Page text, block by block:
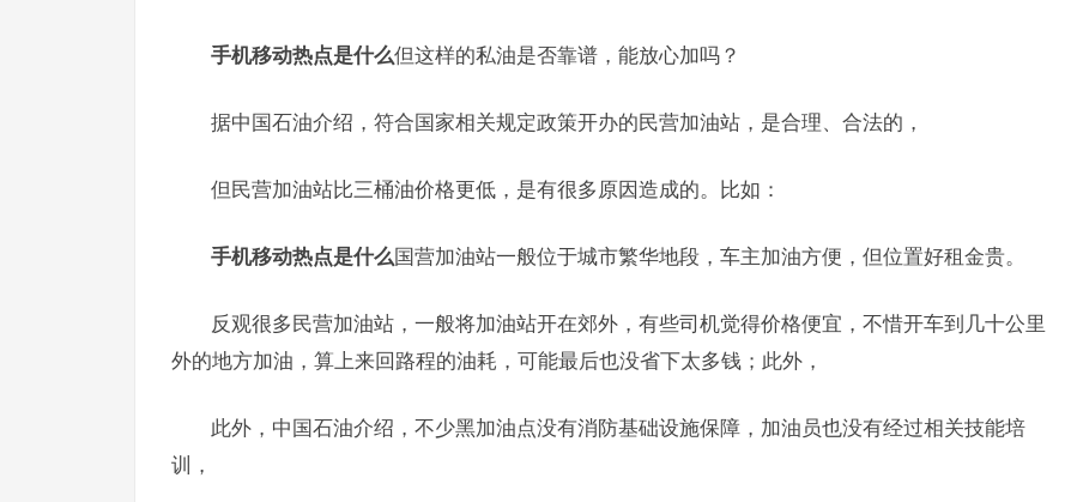
手机移动热点是什么但这样的私油是否靠谱，能放心加吗？
据中国石油介绍，符合国家相关规定政策开办的民营加油站，是合理、合法的，
但民营加油站比三桶油价格更低，是有很多原因造成的。比如：
手机移动热点是什么国营加油站一般位于城市繁华地段，车主加油方便，但位置好租金贵。
反观很多民营加油站，一般将加油站开在郊外，有些司机觉得价格便宜，不惜开车到几十公里
外的地方加油，算上来回路程的油耗，可能最后也没省下太多钱；此外，
此外，中国石油介绍，不少黑加油点没有消防基础设施保障，加油员也没有经过相关技能培
训，